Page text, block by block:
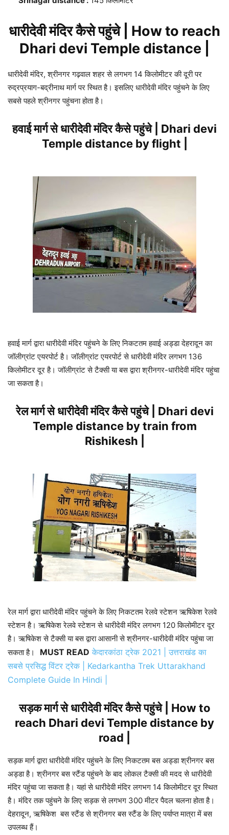
धारीदेवी मंदिर कैसे पहुंचे | How to reach
Dhari devi Temple distance |
धारीदेवी मंदिर, श्रीनगर गढ़वाल शहर से लगभग 14 किलोमीटर की दूरी पर
रुद्रप्रयाग-बद्रीनाथ मार्ग पर स्थित है। इसलिए धारीदेवी मंदिर पहुंचने के लिए
सबसे पहले श्रीनगर पहुंचना होता है।
हवाई मार्ग से धारीदेवी मंदिर कैसे पहुंचे | Dhari devi
Temple distance by flight |
हवाई मार्ग द्वारा धारीदेवी मंदिर पहुंचने के लिए निकटतम हवाई अड्डा देहरादून का
जॉलीग्रांट एयरपोर्ट है। जॉलीग्रांट एयरपोर्ट से धारीदेवी मंदिर लगभग 136
किलोमीटर दूर है। जॉलीग्रांट से टैक्सी या बस द्वारा श्रीनगर-धारीदेवी मंदिर पहुंचा
जा सकता है।
रेल मार्ग से धारीदेवी मंदिर कैसे पहुंचे | Dhari devi
Temple distance by train from
Rishikesh |
रेल मार्ग द्वारा धारीदेवी मंदिर पहुंचने के लिए निकटतम रेलवे स्टेशन ऋषिकेश रेलवे
स्टेशन है। ऋषिकेश रेलवे स्टेशन से धारीदेवी मंदिर लगभग 120 किलोमीटर दूर
है। ऋषिकेश से टैक्सी या बस द्वारा आसानी से श्रीनगर-धारीदेवी मंदिर पहुंचा जा
सकता है।
MUST READ केदारकांठा ट्रेक 2021 | उत्तराखंड का
सबसे प्रसिद्ध विंटर ट्रेक | Kedarkantha Trek Uttarakhand
Complete Guide In Hindi |
सड़क मार्ग से धारीदेवी मंदिर कैसे पहुंचे | How to
reach Dhari devi Temple distance by
road |
सड़क मार्ग द्वारा धारीदेवी मंदिर पहुंचने के लिए निकटतम बस अड्डा श्रीनगर बस
अड्डा है। श्रीनगर बस स्टैंड पहुंचने के बाद लोकल टैक्सी की मदद से धारीदेवी
मंदिर पहुंचा जा सकता है। यहां से धारीदेवी मंदिर लगभग 14 किलोमीटर दूर स्थित
है। मंदिर तक पहुंचने के लिए सड़क से लगभग 300 मीटर पैदल चलना होता है।
देहरादून, ऋषिकेश बस स्टैंड से श्रीनगर बस स्टैंड के लिए पर्याप्त मात्रा में बस
उपलब्ध हैं।